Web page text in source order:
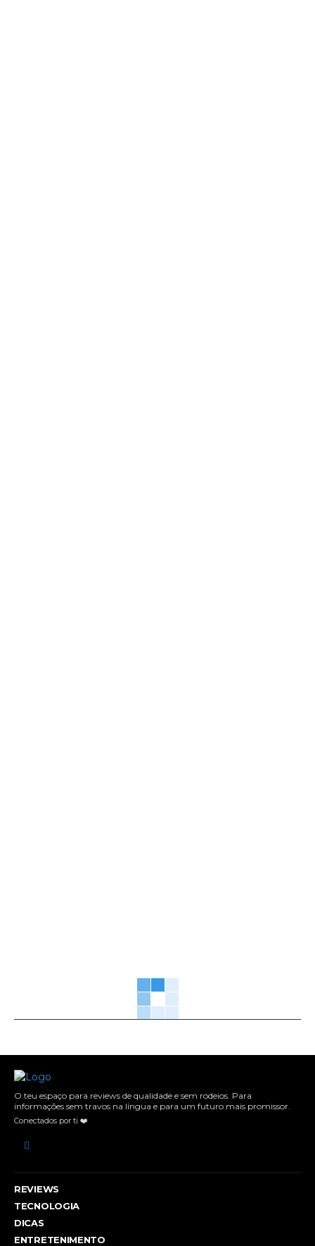
O teu espaço para reviews de qualidade e sem rodeios. Para
informações sem travos na língua e para um futuro mais promissor.
Conectados por ti ❤️
REVIEWS
TECNOLOGIA
DICAS
ENTRETENIMENTO